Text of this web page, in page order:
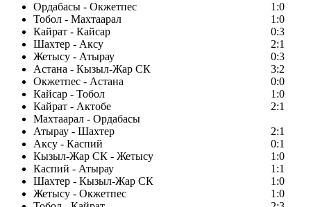
Ордабасы - Окжетпес
1:0
Тобол - Махтаарал
1:0
Кайрат - Кайсар
0:3
Шахтер - Аксу
2:1
Жетысу - Атырау
0:3
Астана - Кызыл-Жар СК
3:2
Окжетпес - Астана
0:0
Кайсар - Тобол
1:0
Кайрат - Актобе
2:1
Махтаарал - Ордабасы
Атырау - Шахтер
2:1
Аксу - Каспий
0:1
Кызыл-Жар СК - Жетысу
1:0
Каспий - Атырау
1:1
Шахтер - Кызыл-Жар СК
1:0
Жетысу - Окжетпес
1:0